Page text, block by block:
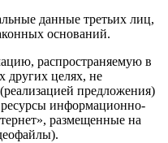
данные третьих лиц,
оснований.
распространяемую в
других целях, не
предложения)
информационно-
размещенные на